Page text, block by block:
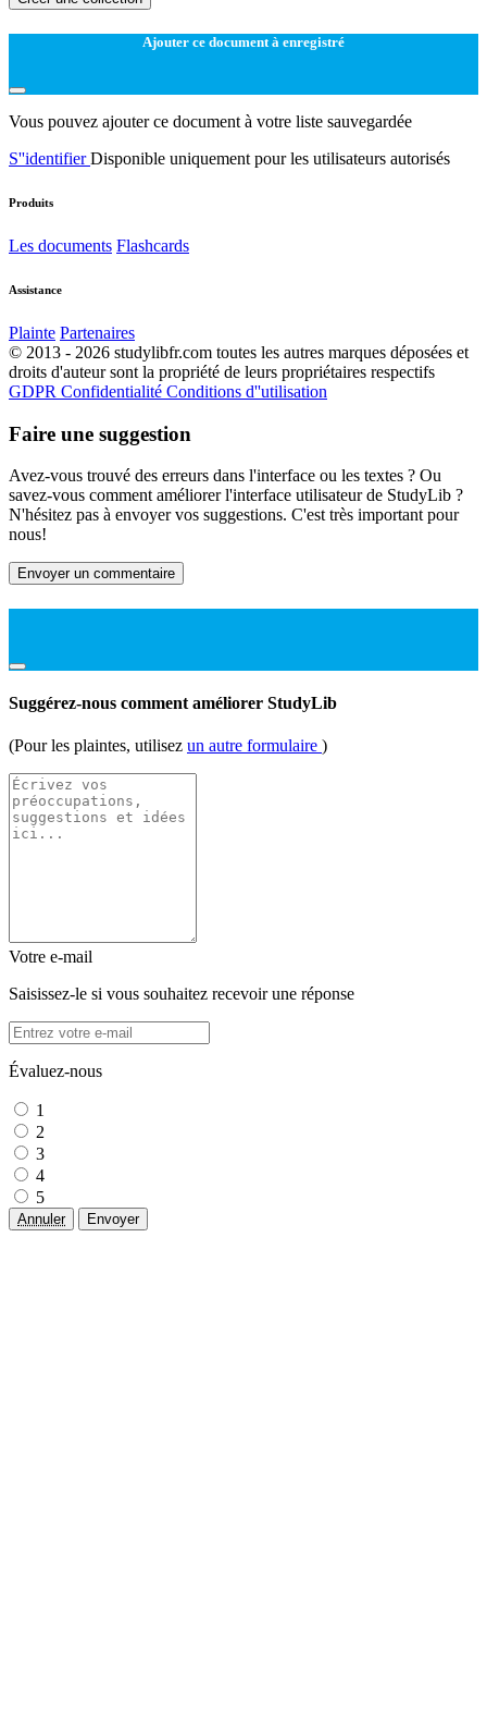
Ajouter ce document à enregistré
Vous pouvez ajouter ce document à votre liste sauvegardée
S''identifierDisponible uniquement pour les utilisateurs autorisés
Produits
Les documents Flashcards
Assistance
Plainte Partenaires
© 2013 - 2026 studylibfr.com toutes les autres marques déposées et
droits d'auteur sont la propriété de leurs propriétaires respectifs
GDPR Confidentialité Conditions d''utilisation
Faire une suggestion
Avez-vous trouvé des erreurs dans l'interface ou les textes ? Ou
savez-vous comment améliorer l'interface utilisateur de StudyLib ?
N'hésitez pas à envoyer vos suggestions. C'est très important pour
nous!
Envoyer un commentaire
Suggérez-nous comment améliorer StudyLib
(Pour les plaintes, utilisez un autre formulaire )
Votre e-mail
Saisissez-le si vous souhaitez recevoir une réponse
Évaluez-nous
1
2
3
4
5
Annuler Envoyer